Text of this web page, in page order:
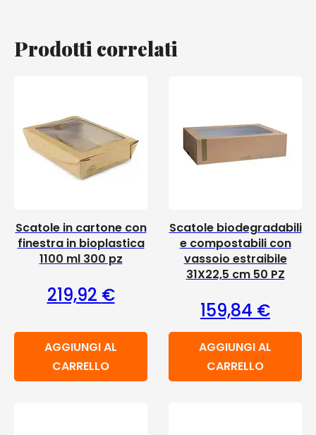
Prodotti correlati
Scatole in cartone con
finestra in bioplastica
1100 ml 300 pz
219,92 €
AGGIUNGI AL
CARRELLO
Scatole biodegradabili
e compostabili con
vassoio estraibile
31X22,5 cm 50 PZ
159,84 €
AGGIUNGI AL
CARRELLO